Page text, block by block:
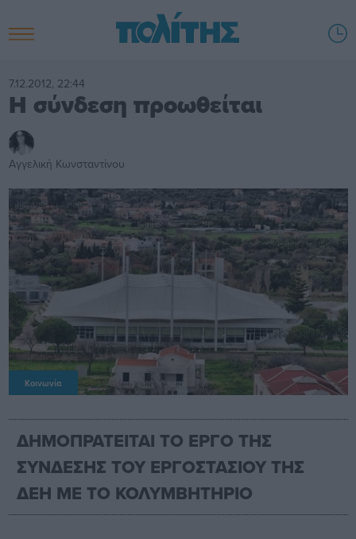
7.12.2012, 22:44
Η σύνδεση προωθείται
Αγγελική Κωνσταντίνου
Κοινωνία
ΔΗΜΟΠΡΑΤΕΙΤΑΙ ΤΟ ΕΡΓΟ ΤΗΣ
ΣΥΝΔΕΣΗΣ ΤΟΥ ΕΡΓΟΣΤΑΣΙΟΥ ΤΗΣ
ΔΕΗ ΜΕ ΤΟ ΚΟΛΥΜΒΗΤΗΡΙΟ